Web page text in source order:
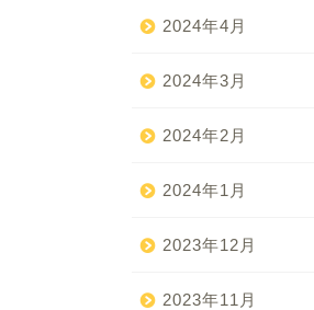
2024年4月
2024年3月
2024年2月
2024年1月
2023年12月
2023年11月